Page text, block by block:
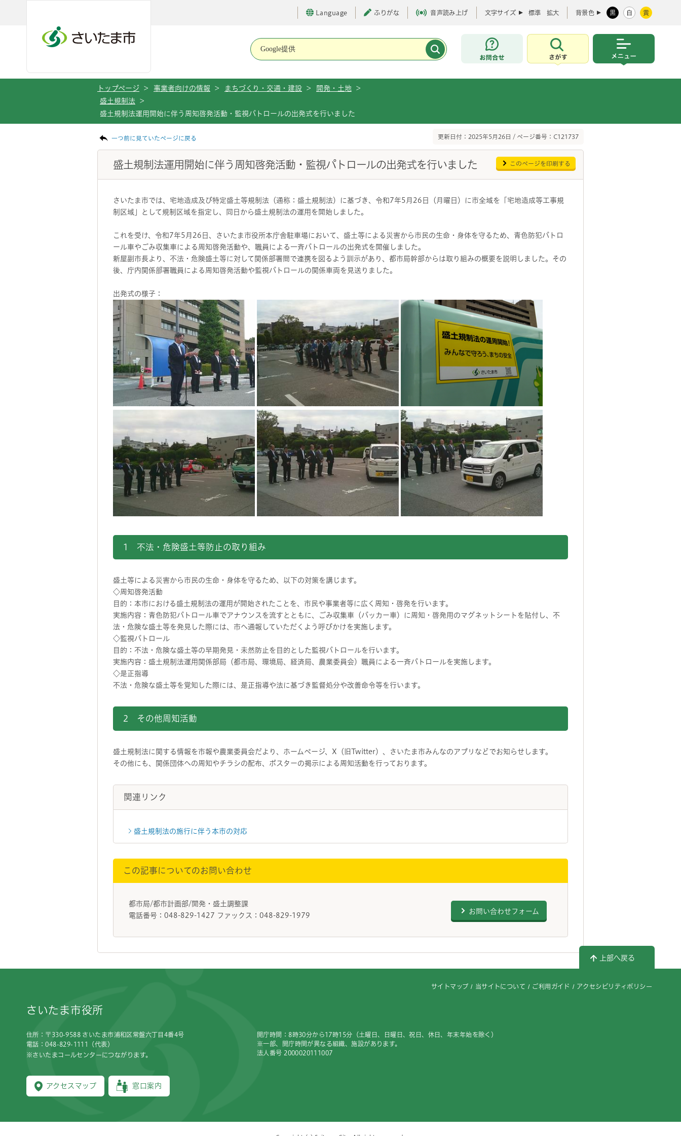
Language ふりがな 音声読み上げ 文字サイズ 標準 拡大 背景色 黒 白 黄
お問合せ
さがす
トップページ > 事業者向けの情報 > まちづくり・交通・建設 > 開発・土地
>
盛土規制法
>
盛土規制法運用開始に伴う周知啓発活動・監視パトロールの出発式を行いました
一つ前に見ていたページに戻る 更新日付：2025年5月26日 / ページ番号：C121737
盛土規制法運用開始に伴う周知啓発活動・監視パトロールの出発式を行いました このページを印刷する
さいたま市では、宅地造成及び特定盛土等規制法（通称：盛土規制法）に基づき、令和7年5月26日（月曜日）に市全域を「宅地造成等工事規
制区域」として規制区域を指定し、同日から盛土規制法の運用を開始しました。
これを受け、令和7年5月26日、さいたま市役所本庁舎駐車場において、盛土等による災害から市民の生命・身体を守るため、青色防犯パトロ
ール車やごみ収集車による周知啓発活動や、職員による一斉パトロールの出発式を開催しました。
新屋副市長より、不法・危険盛土等に対して関係部署間で連携を図るよう訓示があり、都市局幹部からは取り組みの概要を説明しました。その
後、庁内関係部署職員による周知啓発活動や監視パトロールの関係車両を見送りました。
出発式の様子：
1 不法・危険盛土等防止の取り組み
盛土等による災害から市民の生命・身体を守るため、以下の対策を講じます。
◇周知啓発活動
目的：本市における盛土規制法の運用が開始されたことを、市民や事業者等に広く周知・啓発を行います。
実施内容：青色防犯パトロール車でアナウンスを流すとともに、ごみ収集車（パッカー車）に周知・啓発用のマグネットシートを貼付し、不
法・危険な盛土等を発見した際には、市へ通報していただくよう呼びかけを実施します。
◇監視パトロール
目的：不法・危険な盛土等の早期発見・未然防止を目的とした監視パトロールを行います。
実施内容：盛土規制法運用関係部局（都市局、環境局、経済局、農業委員会）職員による一斉パトロールを実施します。
◇是正指導
不法・危険な盛土等を覚知した際には、是正指導や法に基づき監督処分や改善命令等を行います。
2 その他周知活動
盛土規制法に関する情報を市報や農業委員会だより、ホームページ、X（旧Twitter）、 さいたま市みんなのアプリ などでお知らせします。
その他にも、関係団体への周知やチラシの配布、ポスターの掲示による周知活動を行っております。
関連リンク
盛土規制法の施行に伴う本市の対応
この記事についてのお問い合わせ
都市局/都市計画部/開発・盛土調整課
電話番号：048-829-1427 ファックス：048-829-1979
お問い合わせフォーム
上部へ戻る
サイトマップ 当サイトについて ご利用ガイド アクセシビリティポリシー
さいたま市役所
住所：〒330-9588 さいたま市浦和区常盤六丁目4番4号
電話：048-829-1111（代表）
※さいたまコールセンターにつながります。
アクセスマップ 窓口案内
開庁時間：8時30分から17時15分（土曜日、日曜日、祝日、休日、年末年始を除く）
※一部、開庁時間が異なる組織、施設があります。
法人番号 2000020111007